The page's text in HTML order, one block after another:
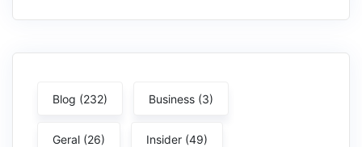
Blog (232) Business (3)
Geral (26) Insider (49)